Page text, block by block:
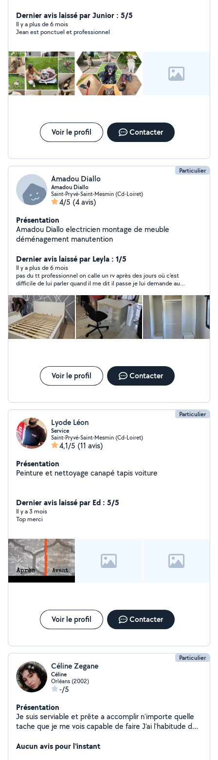
aider! Principalement de la garde d'animaux,
manutention, déménagement Toujours satisfait de mes
services vous verrez par vous mêmes
Dernier avis laissé par Junior : 5/5
Il y a plus de 6 mois
Jean est ponctuel et professionnel
Voir le profil Contacter
Particulier
Amadou Diallo
Amadou Diallo
Saint-Pryvé-Saint-Mesmin (Cd-Loiret)
4/5 (4 avis)
Présentation
Amadou Diallo electricien montage de meuble
déménagement manutention
Dernier avis laissé par Leyla : 1/5
Il y a plus de 6 mois
pas du tt professionnel on calle un rv après des jours où c'est
difficile de lui parler quand il me dit il passe je lui demande au
sans raisons alors que j'ai étais les plus courtoises.
Voir le profil Contacter
Particulier
Lyode Léon
Service
Saint-Pryvé-Saint-Mesmin (Cd-Loiret)
4,1/5 (11 avis)
Présentation
Peinture et nettoyage canapé tapis voiture
Dernier avis laissé par Ed : 5/5
Il y a 3 mois
Top merci
Voir le profil Contacter
Particulier
Céline Zegane
Céline
Orléans (2002)
-/5
Présentation
Je suis serviable et prête a accomplir n'importe quelle
tache que je me vois capable de faire J'ai l'habitude de
domicile
Aucun avis pour l'instant